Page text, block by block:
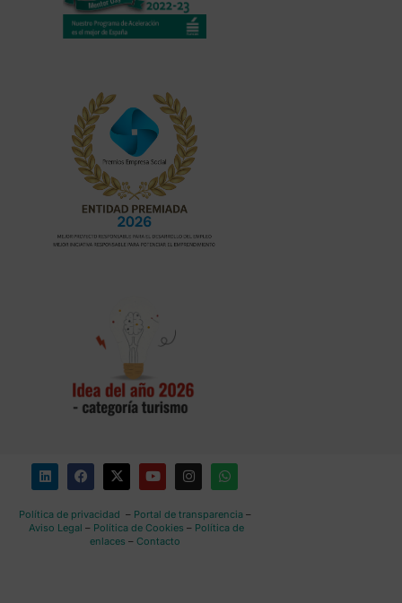
Política de privacidad – Portal de transparencia–
Aviso Legal – Política de Cookies – Política de
enlaces – Contacto